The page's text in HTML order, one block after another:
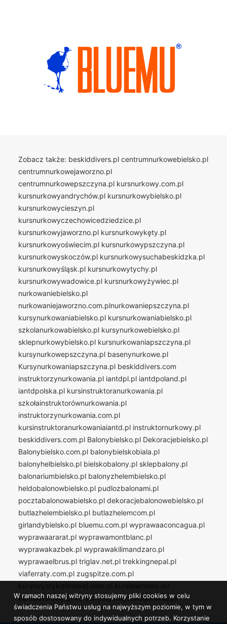
Zobacz także: beskiddivers.pl centrumnurkowebielsko.pl
centrumnurkowejaworzno.pl
centrumnurkowepszczyna.pl kursnurkowy.com.pl
kursnurkowyandrychów.pl kursnurkowybielsko.pl
kursnurkowycieszyn.pl
kursnurkowyczechowicedziedzice.pl
kursnurkowyjaworzno.pl kursnurkowykęty.pl
kursnurkowyoświecim.pl kursnurkowypszczyna.pl
kursnurkowyskoczów.pl kursnurkowysuchabeskidzka.pl
kursnurkowyśląsk.pl kursnurkowytychy.pl
kursnurkowywadowice.pl kursnurkowyżywiec.pl
nurkowaniebielsko.pl
nurkowaniejaworzno.com.plnurkowaniepszczyna.pl
kursynurkowaniabielsko.pl kursnurkowaniabielsko.pl
szkolanurkowabielsko.pl kursynurkowebielsko.pl
sklepnurkowybielsko.pl kursnurkowaniapszczyna.pl
kursynurkowepszczyna.pl basenynurkowe.pl
Kursynurkowaniapszczyna.pl beskiddivers.com
instruktorzynurkowania.pl iantdpl.pl iantdpoland.pl
iantdpolska.pl kursinstruktoranurkowania.pl
szkołainstruktorównurkowania.pl
instruktorzynurkowania.com.pl
kursinstruktoranurkowaniaiantd.pl instruktornurkowy.pl
beskiddivers.com.pl Balonybielsko.pl Dekoracjebielsko.pl
Balonybielsko.com.pl balonybielskobiala.pl
balonyhelbielsko.pl bielskobalony.pl sklepbalony.pl
balonariumbielsko.pl balonyzhelembielsko.pl
heldobalonowbielsko.pl pudlozbalonami.pl
pocztabalonowabielsko.pl dekoracjebalonowebielsko.pl
butlazhelembielsko.pl butlazhelemcom.pl
girlandybielsko.pl bluemu.com.pl wyprawaaconcagua.pl
wyprawaararat.pl wyprawamontblanc.pl
wyprawakazbek.pl wyprawakilimandzaro.pl
wyprawaelbrus.pl triglav.net.pl trekkingnepal.pl
viaferraty.com.pl zugspitze.com.pl
kursskiturowy.pl kursturystykiwysokogorskiej.pl
W ramach naszej witryny stosujemy pliki cookies w celu
świadczenia Państwu usług na najwyższym poziomie, w tym w
sposób dostosowany do indywidualnych potrzeb. Korzystanie